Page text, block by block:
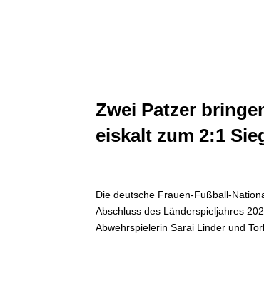
Zwei Patzer
eiskalt zum 2:1
Die deutsche Frauen-Fußball-
Abschluss des Länderspieljahres
Abwehrspielerin Sarai Linder und